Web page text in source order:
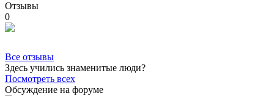
Отзывы
0
Все отзывы
Здесь учились знаменитые люди?
Посмотреть всех
Обсуждение на форуме